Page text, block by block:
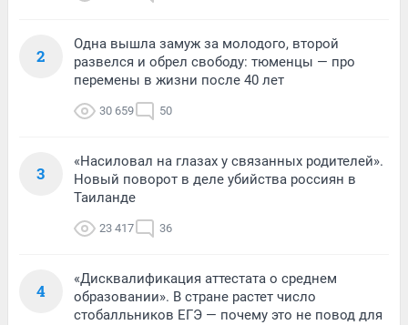
2
Одна вышла замуж за молодого, второй
развелся и обрел свободу: тюменцы — про
перемены в жизни после 40 лет
30 659 50
3
«Насиловал на глазах у связанных родителей».
Новый поворот в деле убийства россиян в
Таиланде
23 417 36
4
«Дисквалификация аттестата о среднем
образовании». В стране растет число
стобалльников ЕГЭ — почему это не повод для